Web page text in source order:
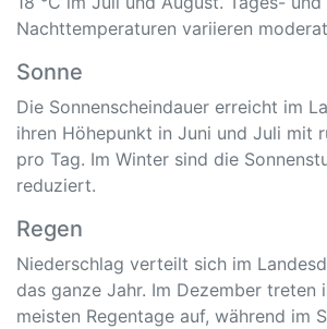
Nachttemperaturen variieren
Sonne
Die Sonnenscheindauer erreicht im
ihren Höhepunkt in Juni und Juli mit
pro Tag. Im Winter sind die
reduziert.
Regen
Niederschlag verteilt sich im
das ganze Jahr. Im Dezember treten
meisten Regentage auf, während im